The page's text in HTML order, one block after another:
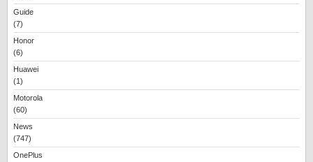
Guide
(7)
Honor
(6)
Huawei
(1)
Motorola
(60)
News
(747)
OnePlus